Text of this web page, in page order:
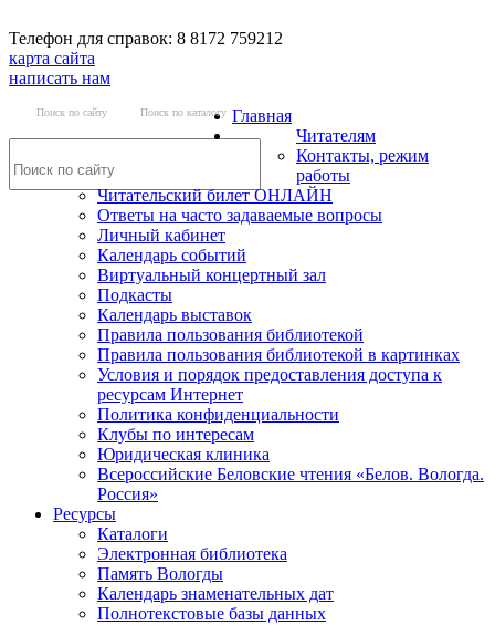
Телефон для справок: 8 8172 759212
карта сайта
написать нам
Поиск по сайту Поиск по каталогу Главная
Читателям
Контакты, режим
работы
Читательский билет ОНЛАЙН
Ответы на часто задаваемые вопросы
Личный кабинет
Календарь событий
Виртуальный концертный зал
Подкасты
Календарь выставок
Правила пользования библиотекой
Правила пользования библиотекой в картинках
Условия и порядок предоставления доступа к
ресурсам Интернет
Политика конфиденциальности
Клубы по интересам
Юридическая клиника
Всероссийские Беловские чтения «Белов. Вологда.
Россия»
Ресурсы
Каталоги
Электронная библиотека
Память Вологды
Календарь знаменательных дат
Полнотекстовые базы данных